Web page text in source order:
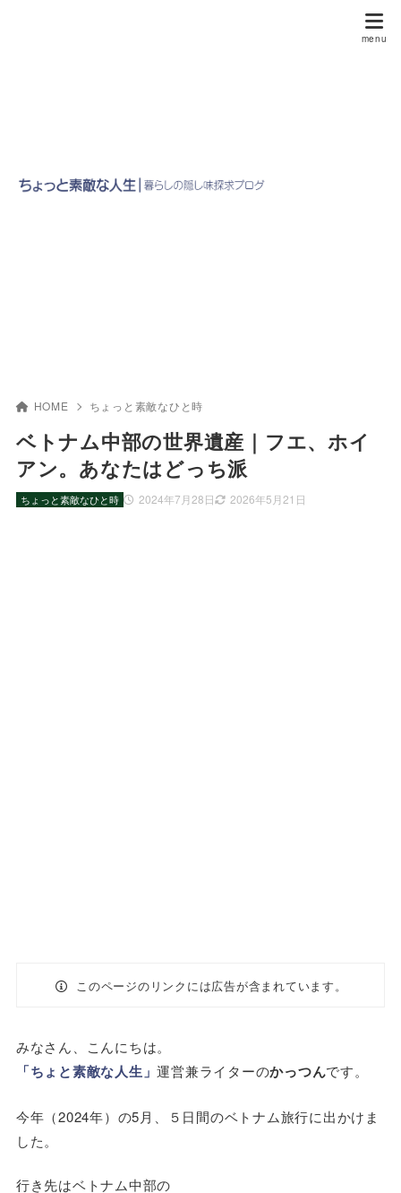
HOME ちょっと素敵なひと時
ベトナム中部の世界遺産｜フエ、ホイ
アン。あなたはどっち派
2024年7月28日 2026年5月21日
ちょっと素敵なひと時
このページのリンクには広告が含まれています。
みなさん、こんにちは。
「ちょと素敵な人生」運営兼ライターのかっつんです。
今年（2024年）の5月、５日間のベトナム旅行に出かけま
した。
行き先はベトナム中部の